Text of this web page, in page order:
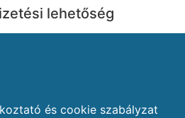
lehetőség
és cookie szabályzat